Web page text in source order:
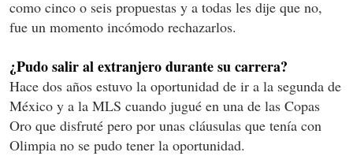
como cinco o seis propuestas y a todas les dije que no,
fue un momento incómodo rechazarlos.
¿Pudo salir al extranjero durante su carrera?
Hace dos años estuvo la oportunidad de ir a la segunda de
México y a la MLS cuando jugué en una de las Copas
Oro que disfruté pero por unas cláusulas que tenía con
Olimpia no se pudo tener la oportunidad.